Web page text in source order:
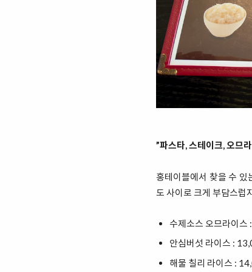
”파스타, 스테이크, 오므
홍테이블에서 찾을 수
도 사이로 크게 부담스럽
수제소스 오므라이스
안심버섯 라이스 :
해물 칠리 라이스 :